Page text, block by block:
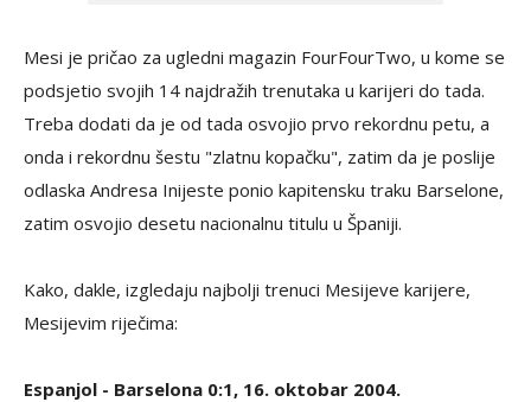
Mesi je pričao za ugledni magazin FourFourTwo, u kome se
podsjetio svojih 14 najdražih trenutaka u karijeri do tada.
Treba dodati da je od tada osvojio prvo rekordnu petu, a
onda i rekordnu šestu "zlatnu kopačku", zatim da je poslije
odlaska Andresa Inijeste ponio kapitensku traku Barselone,
zatim osvojio desetu nacionalnu titulu u Španiji.
Kako, dakle, izgledaju najbolji trenuci Mesijeve karijere,
Mesijevim riječima:
Espanjol - Barselona 0:1, 16. oktobar 2004.